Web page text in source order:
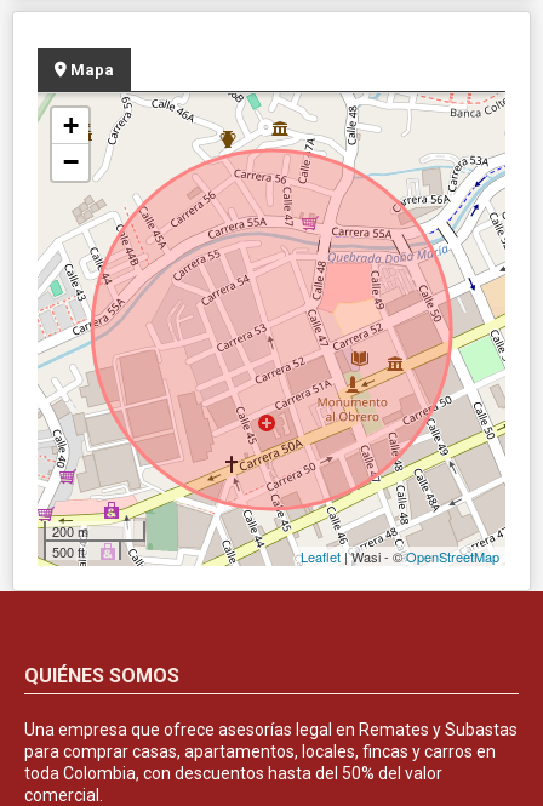
Mapa
+
−
200 m
500 ft
Leaflet | Wasi - ©OpenStreetMap
QUIÉNES SOMOS
Una empresa que ofrece asesorías legal en Remates y Subastas
para comprar casas, apartamentos, locales, fincas y carros en
toda Colombia, con descuentos hasta del 50% del valor
comercial.